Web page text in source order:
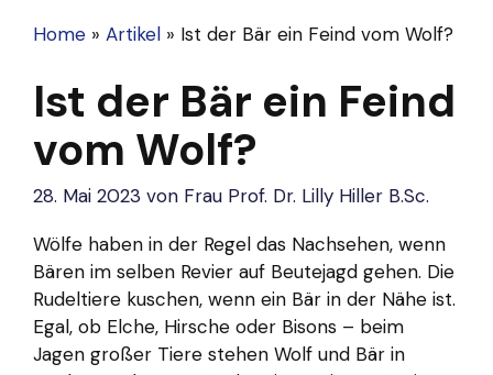
Home » Artikel » Ist der Bär ein Feind vom Wolf?
Ist der Bär ein Feind
vom Wolf?
28. Mai 2023 von Frau Prof. Dr. Lilly Hiller B.Sc.
Wölfe haben in der Regel das Nachsehen, wenn
Bären im selben Revier auf Beutejagd gehen. Die
Rudeltiere kuschen, wenn ein Bär in der Nähe ist.
Egal, ob Elche, Hirsche oder Bisons – beim
Jagen großer Tiere stehen Wolf und Bär in